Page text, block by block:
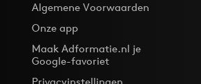
Algemene Voorwaarden
Onze app
Maak Adformatie.nl je
Google-favoriet